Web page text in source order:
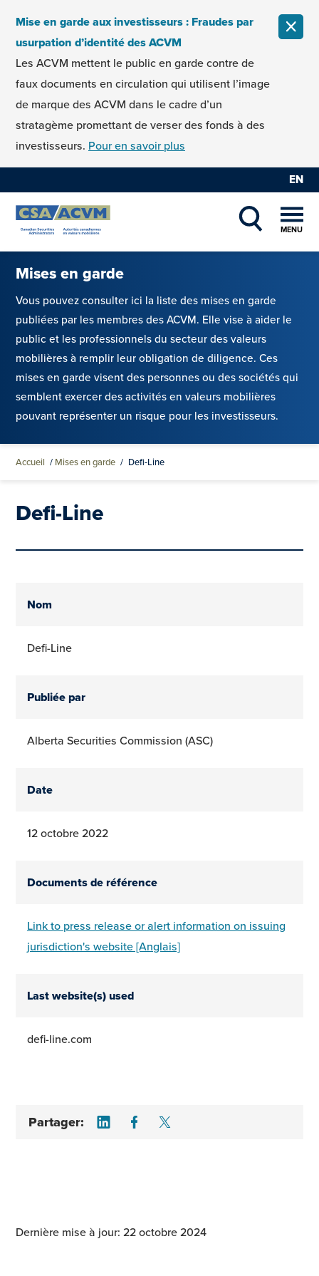
Mise en garde aux investisseurs : Fraudes par
usurpation d’identité des ACVM
Les ACVM mettent le public en garde contre de
faux documents en circulation qui utilisent l’image
de marque des ACVM dans le cadre d’un
stratagème promettant de verser des fonds à des
investisseurs. Pour en savoir plus
EN
SHOW
MENU
Mises en garde
Vous pouvez consulter ici la liste des mises en garde
publiées par les membres des ACVM. Elle vise à aider le
public et les professionnels du secteur des valeurs
mobilières à remplir leur obligation de diligence. Ces
mises en garde visent des personnes ou des sociétés qui
semblent exercer des activités en valeurs mobilières
pouvant représenter un risque pour les investisseurs.
Accueil / Mises en garde / Defi-Line
Defi-Line
Nom
Defi-Line
Publiée par
Alberta Securities Commission (ASC)
Date
12 octobre 2022
Documents de référence
Link to press release or alert information on issuing
jurisdiction's website [Anglais]
Last website(s) used
defi-line.com
Partager: Share on LinkedIn
Share on Facebook
Dernière mise à jour: 22 octobre 2024